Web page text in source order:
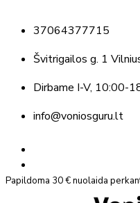
37064377715
Švitrigailos g. 1
Dirbame I-V, 10:00-
info@voniosguru.lt
Papildoma 30 € nuolaida